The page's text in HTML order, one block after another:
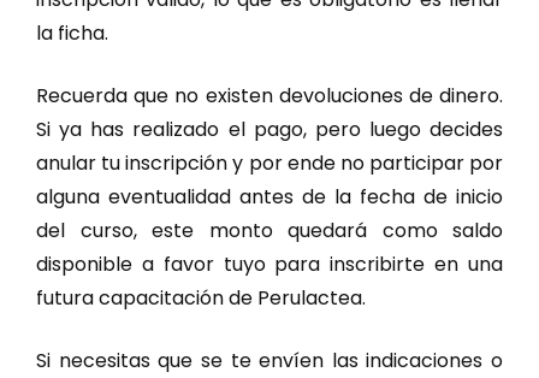
la ficha.
Recuerda que no existen devoluciones de dinero.
Si ya has realizado el pago, pero luego decides
anular tu inscripción y por ende no participar por
alguna eventualidad antes de la fecha de inicio
del curso, este monto quedará como saldo
disponible a favor tuyo para inscribirte en una
futura capacitación de Perulactea.
Si necesitas que se te envíen las indicaciones o